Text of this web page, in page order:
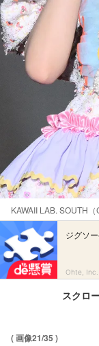
KAWAII LAB. SOUTH
ジグソ
Ohte, Inc.
スクロ
( 画像21/35 )